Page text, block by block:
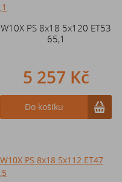
W10X PS 8x18 5x120 ET53
65,1
5 257 Kč
Do košíku